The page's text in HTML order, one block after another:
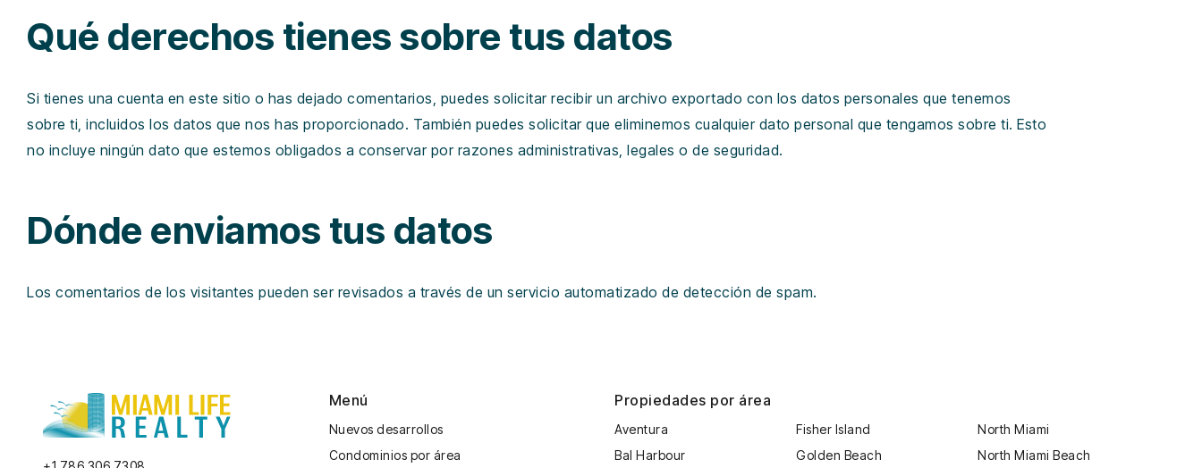
Qué derechos tienes sobre tus datos
Si tienes una cuenta en este sitio o has dejado comentarios, puedes solicitar recibir un archivo exportado con los datos personales que tenemos
sobre ti, incluidos los datos que nos has proporcionado. También puedes solicitar que eliminemos cualquier dato personal que tengamos sobre ti. Esto
no incluye ningún dato que estemos obligados a conservar por razones administrativas, legales o de seguridad.
Dónde enviamos tus datos
Los comentarios de los visitantes pueden ser revisados a través de un servicio automatizado de detección de spam.
Menú
Nuevos desarrollos
Condominios por área
Propiedades por área
Aventura
Bal Harbour
Fisher Island
Golden Beach
North Miami
North Miami Beach